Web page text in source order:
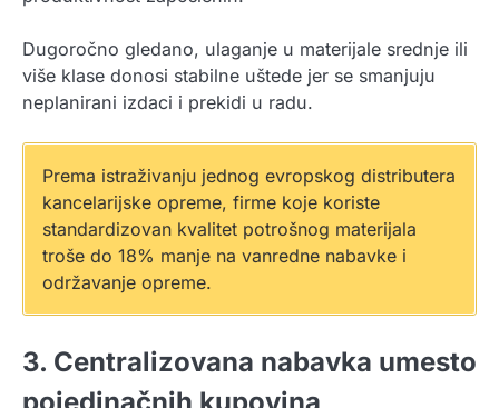
Dugoročno gledano, ulaganje u materijale srednje ili
više klase donosi stabilne uštede jer se smanjuju
neplanirani izdaci i prekidi u radu.
Prema istraživanju jednog evropskog distributera
kancelarijske opreme, firme koje koriste
standardizovan kvalitet potrošnog materijala
troše do 18% manje na vanredne nabavke i
održavanje opreme.
3. Centralizovana nabavka umesto